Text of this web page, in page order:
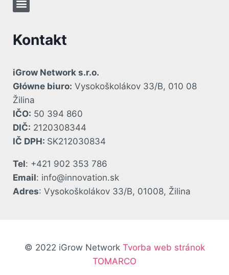
Kontakt
iGrow Network s.r.o.
Główne biuro: Vysokoškolákov 33/B, 010 08
Žilina
IČO: 50 394 860
DIČ: 2120308344
IČ DPH: SK212030834
Tel: +421 902 353 786
Email: info@innovation.sk
Adres: Vysokoškolákov 33/B, 01008, Žilina
© 2022 iGrow Network Tvorba web stránok
TOMARCO